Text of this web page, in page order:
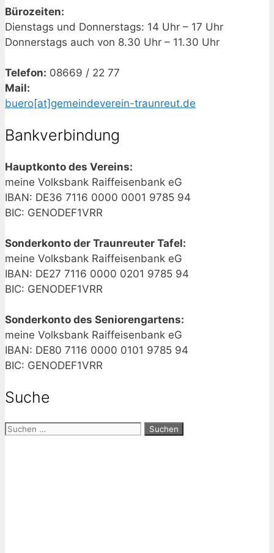
Bürozeiten:
Dienstags und Donnerstags: 14 Uhr – 17 Uhr
Donnerstags auch von 8.30 Uhr – 11.30 Uhr
Telefon: 08669 / 22 77
Mail:
buero[at]gemeindeverein-traunreut.de
Bankverbindung
Hauptkonto des Vereins:
meine Volksbank Raiffeisenbank eG
IBAN: DE36 7116 0000 0001 9785 94
BIC: GENODEF1VRR
Sonderkonto der Traunreuter Tafel:
meine Volksbank Raiffeisenbank eG
IBAN: DE27 7116 0000 0201 9785 94
BIC: GENODEF1VRR
Sonderkonto des Seniorengartens:
meine Volksbank Raiffeisenbank eG
IBAN: DE80 7116 0000 0101 9785 94
BIC: GENODEF1VRR
Suche
Suchen